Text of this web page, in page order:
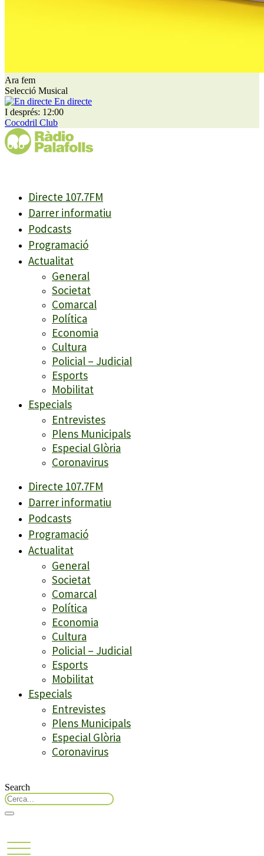
Ara fem
Selecció Musical
En directe
I després: 12:00
Cocodril Club
Directe 107.7FM
Darrer informatiu
Podcasts
Programació
Actualitat
General
Societat
Comarcal
Política
Economia
Cultura
Policial – Judicial
Esports
Mobilitat
Especials
Entrevistes
Plens Municipals
Especial Glòria
Coronavirus
Directe 107.7FM
Darrer informatiu
Podcasts
Programació
Actualitat
General
Societat
Comarcal
Política
Economia
Cultura
Policial – Judicial
Esports
Mobilitat
Especials
Entrevistes
Plens Municipals
Especial Glòria
Coronavirus
Search